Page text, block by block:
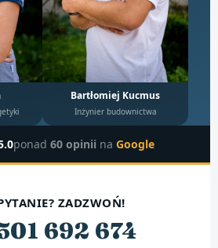
Bartłomiej Kucmus
Inżynier budownictwa
ponad 60 opinii na Google
ZADZWOŃ!
692 674